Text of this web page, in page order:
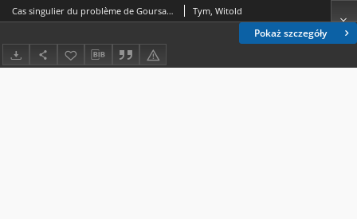
Pokaż szczegóły
Cas singulier du problème de Goursat pour l’équation hyperbolique s = f(x, y, z, p, q) Tym, Witold